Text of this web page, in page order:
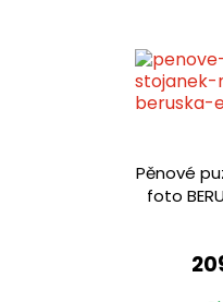
Pěnové
foto